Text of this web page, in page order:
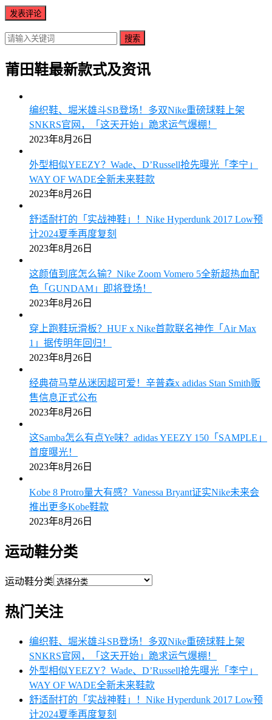
搜索
莆田鞋最新款式及资讯
编织鞋、堀米雄斗SB登场！多双Nike重磅球鞋上架
SNKRS官网，「这天开始」跪求运气爆棚！
2023年8月26日
外型相似YEEZY？Wade、D’Russell抢先曝光「李宁」
WAY OF WADE全新未来鞋款
2023年8月26日
舒适耐打的「实战神鞋」！Nike Hyperdunk 2017 Low预
计2024夏季再度复刻
2023年8月26日
这颜值到底怎么输？Nike Zoom Vomero 5全新超热血配
色「GUNDAM」即将登场！
2023年8月26日
穿上跑鞋玩滑板？HUF x Nike首款联名神作「Air Max
1」据传明年回归！
2023年8月26日
经典荷马草丛迷因超可爱！辛普森x adidas Stan Smith贩
售信息正式公布
2023年8月26日
这Samba怎么有点Ye味？adidas YEEZY 150「SAMPLE」
首度曝光！
2023年8月26日
Kobe 8 Protro量大有感？Vanessa Bryant证实Nike未来会
推出更多Kobe鞋款
2023年8月26日
运动鞋分类
运动鞋分类
热门关注
编织鞋、堀米雄斗SB登场！多双Nike重磅球鞋上架
SNKRS官网，「这天开始」跪求运气爆棚！
外型相似YEEZY？Wade、D’Russell抢先曝光「李宁」
WAY OF WADE全新未来鞋款
舒适耐打的「实战神鞋」！Nike Hyperdunk 2017 Low预
计2024夏季再度复刻